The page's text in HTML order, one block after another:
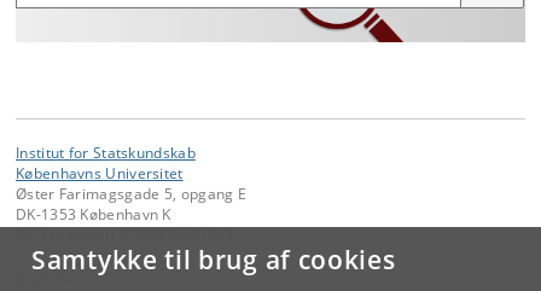
Samtykke til brug af cookies
Institut for Statskundskab
Københavns Universitet
Øster Farimagsgade 5, opgang E
DK-1353 København K